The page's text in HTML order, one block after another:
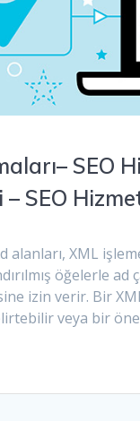
SEO
SEO
alanları, XML
öğelerle
izin verir. Bir
veya bir